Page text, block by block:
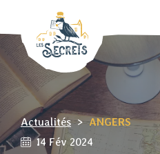
Actualités > ANGERS
14 Fév 2024